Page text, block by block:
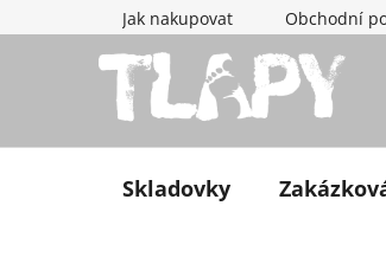
Přejít na obsahJak nakupovat Obchodní
Skladovky